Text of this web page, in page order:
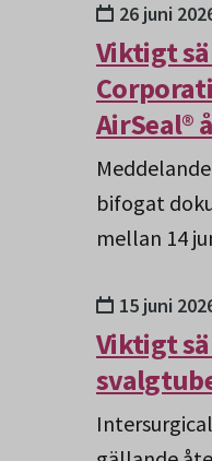
Viktigt
AirSeal®
26 juni
bifogat
mellan 14
Viktigt
15 juni